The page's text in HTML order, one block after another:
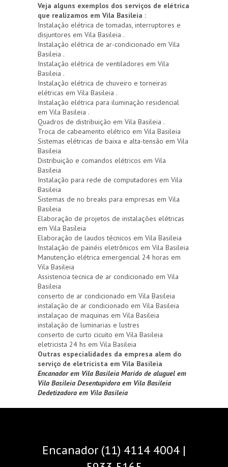
Veja alguns exemplos dos serviços de elétrica
que realizamos em Vila Basileia :
Instalação elétrica de tomadas, interruptores e
disjuntores em Vila Basileia .
Instalação elétrica de ar-condicionado em Vila
Basileia .
Instalação elétrica de ventiladores em Vila
Basileia .
Instalação elétrica de chuveiro e torneiras
elétricas em Vila Basileia .
Instalação elétrica para iluminação residencial
em Vila Basileia .
Quadros de distribuição em Vila Basileia .
Troca de cabeamento elétrico em Vila Basileia
Sistemas elétricas de baixa e alta-tensão em Vila
Basileia
Distribuição e comandos elétricos em Vila
Basileia
Instalação para rede de computadores em Vila
Basileia
Sistemas de no breaks para empresas em Vila
Basileia
Elaboração de projetos de instalações elétricas
em Vila Basileia
Elaboração de laudos técnicos em Vila Basileia
Instalação de painéis eletrônicos em Vila Basileia
Manutenção elétrica emergencial 24 horas em
Vila Basileia
Assistencia tecnica de ar condicionado em Vila
Basileia
conserto de ar condicionado em Vila Basileia
instalação de ar condicionado em Vila Basileia
instalaçao de maquinas em Vila Basileia
instalação de luminarias e lustres
conserto de curto cicuito em Vila Basileia
eletricista 24 hs em Vila Basileia
Outras especialidades da empresa alem do
serviço de eletricista em Vila Basileia
Encanador em Vila Basileia Marido de aluguel em
Vila Basileia Desentupidora em Vila Basileia
Dedetizadora em Vila Basileia
Encanador (11) 4114 4004 |